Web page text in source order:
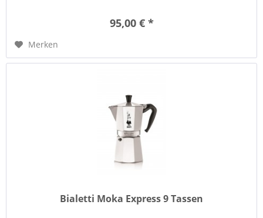
95,00 € *
Merken
Bialetti Moka Express 9 Tassen